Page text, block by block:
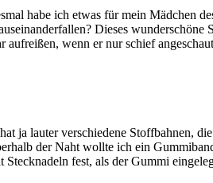
habe ich etwas für mein Mädchen
Dieses
aufreißen, wenn er nur schief
ja lauter verschiedene Stoffbahnen,
der Naht wollte ich ein
fest, als der Gummi